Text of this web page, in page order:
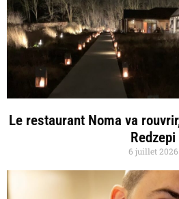
Le restaurant Noma va
Redzepi
6 juillet 2026